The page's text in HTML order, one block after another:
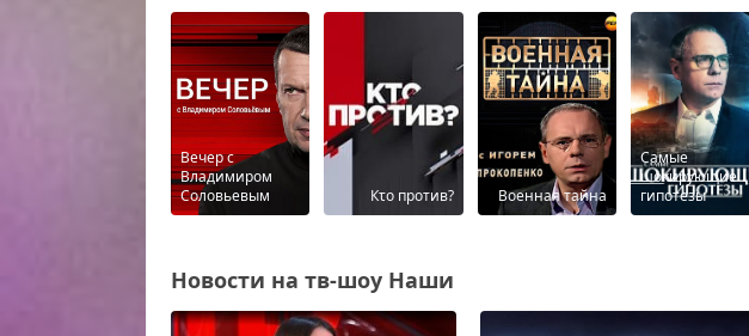
Вечер с
Владимиром
Соловьевым
Кτо против? Военная тайна
Самые
шокирующие
гипотезы
Новости на тв-шоу Наши